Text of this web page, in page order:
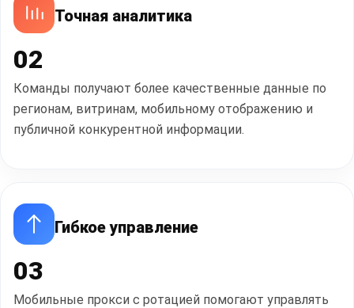
Точная аналитика
02
Команды получают более качественные данные по
регионам, витринам, мобильному отображению и
публичной конкурентной информации.
Гибкое управление
03
Мобильные прокси с ротацией помогают управлять